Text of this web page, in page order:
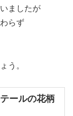
ましたが
らず
う。
ールの花柄